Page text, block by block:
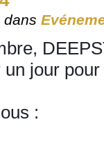
dans
jour
: